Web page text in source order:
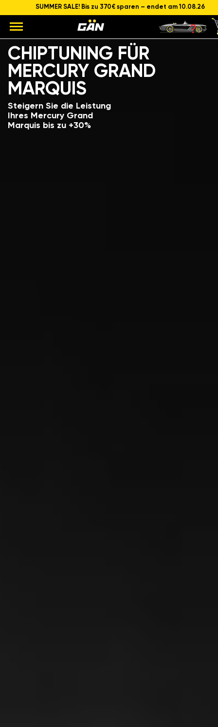
SUMMER SALE! Bis zu 370€ sparen – endet am 10.08.26
CHIPTUNING FÜR
MERCURY GRAND
MARQUIS
Steigern Sie die Leistung
Ihres Mercury Grand
Marquis bis zu +30%
Modell
Hubraum und Leistung des Motors